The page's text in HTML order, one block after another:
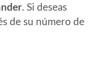
. Si deseas
de su número de